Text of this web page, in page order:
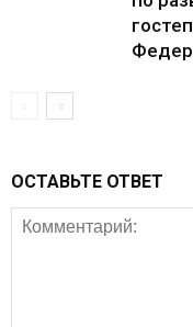
ОСТАВЬТЕ ОТВЕТ